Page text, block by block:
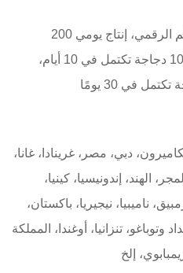
100 عامل، 30 آلة، تكامل التحكم الرقمي، إنتاج يومي 200
مجموعة، معدات مزرعة 100,000 دجاجة تكتمل في 10 أيام،
دبي، مصر، غرينادا، غانا،
الهند، إندونيسيا، كينيا،
ناميبيا، نيجيريا، باكستان،
وتوباغو، تنزانيا، أوغندا، المملكة
إلخ